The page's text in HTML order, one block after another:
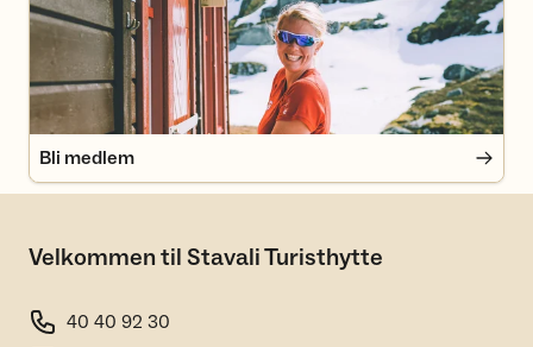
Bli medlem
Velkommen til Stavali Turisthytte
40 40 92 30